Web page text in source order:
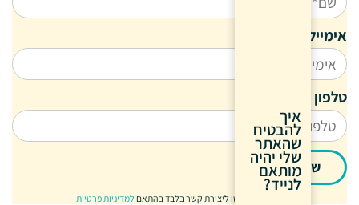
איך
להבטיח
שהאתר
שלי יהיה
מותאם
לנייד?
אימייל
טלפון
שליחה
הנתונים ישמשו ליצירת קשר בלבד בהתאםלמדיניות פרטיות